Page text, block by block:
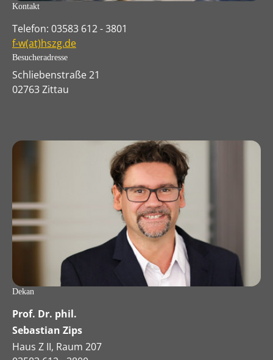
Kontakt
Telefon: 03583 612 - 3801
f-w(at)hszg.de
Besucheradresse
Schliebenstraße 21
02763 Zittau
Dekan
Prof. Dr. phil.
Sebastian Zips
Haus Z II, Raum 207